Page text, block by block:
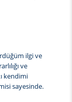
ilgi ve
ve
kendimi
sayesinde.